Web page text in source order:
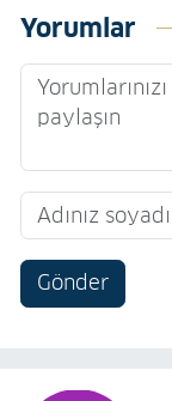
Yorumlar
Gönder